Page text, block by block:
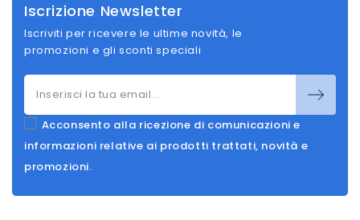
Iscrizione Newsletter
Iscriviti per ricevere le ultime novità, le
promozioni e gli sconti speciali
Acconsento alla ricezione di comunicazioni e
informazioni relative ai prodotti trattati, novità e
promozioni.